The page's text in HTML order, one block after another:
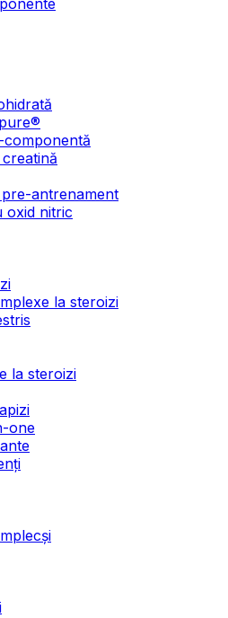
componentă
antrenament
oxid nitric
la steroizi
la steroizi
one